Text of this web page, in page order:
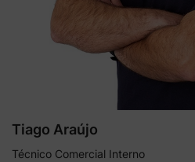
Tiago Araújo
Técnico Comercial Interno